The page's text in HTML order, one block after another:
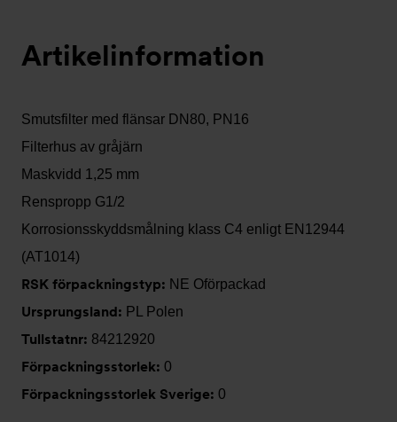
Artikelinformation
Smutsfilter med flänsar DN80, PN16
Filterhus av gråjärn
Maskvidd 1,25 mm
Renspropp G1/2
Korrosionsskyddsmålning klass C4 enligt EN12944
(AT1014)
RSK förpackningstyp: NE Oförpackad
Ursprungsland: PL Polen
Tullstatnr: 84212920
Förpackningsstorlek: 0
Förpackningsstorlek Sverige: 0